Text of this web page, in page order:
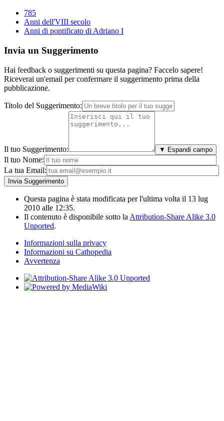
785
Anni dell'VIII secolo
Anni di pontificato di Adriano I
Invia un Suggerimento
Hai feedback o suggerimenti su questa pagina? Faccelo sapere!
Riceverai un'email per confermare il suggerimento prima della
pubblicazione.
Titolo del Suggerimento:
Il tuo Suggerimento: ▼ Espandi campo
Il tuo Nome:
La tua Email:
Questa pagina è stata modificata per l'ultima volta il 13 lug
2010 alle 12:35.
Il contenuto è disponibile sotto la Attribution-Share Alike 3.0
Unported.
Informazioni sulla privacy
Informazioni su Cathopedia
Avvertenza